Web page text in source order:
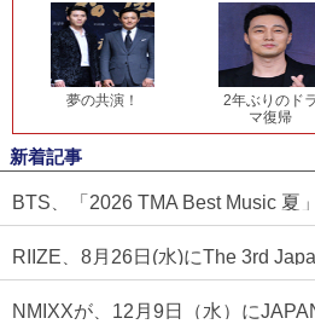
夢の共演！
2年ぶりのドラ
マ復帰
新着記事
BTS、「2026 TMA Best Music 夏
RIIZE、8月26日(水)にThe 3rd
NMIXXが、12月9日（水）に